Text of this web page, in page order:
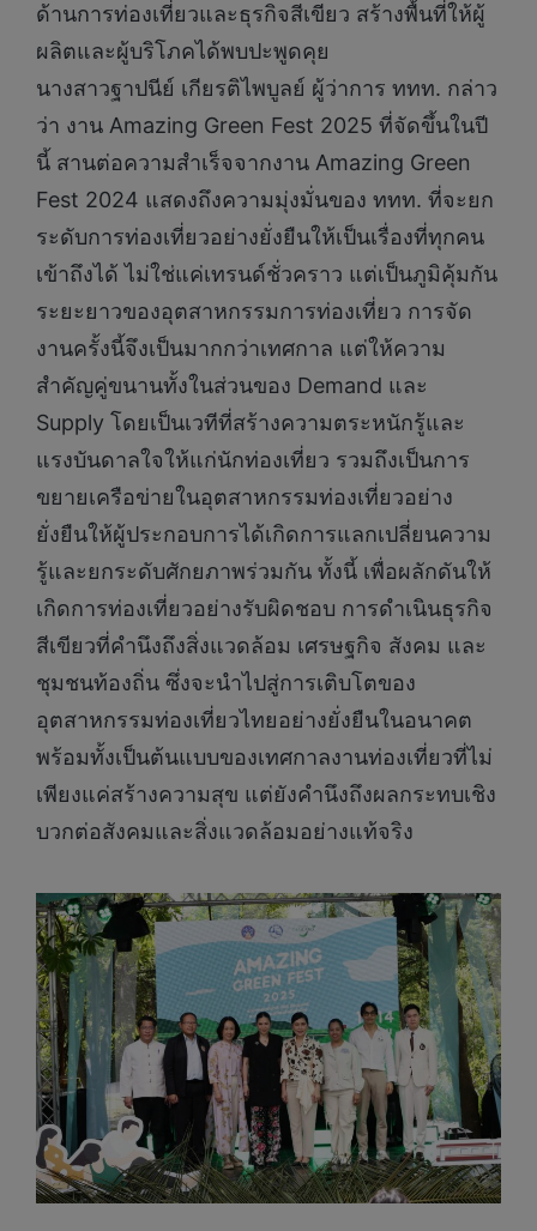
ด้านการท่องเที่ยวและธุรกิจสีเขียว สร้างพื้นที่ให้ผู้
ผลิตและผู้บริโภคได้พบปะพูดคุย
นางสาวฐาปนีย์ เกียรติไพบูลย์ ผู้ว่าการ ททท. กล่าว
ว่า งาน Amazing Green Fest 2025 ที่จัดขึ้นในปี
นี้ สานต่อความสำเร็จจากงาน Amazing Green
Fest 2024 แสดงถึงความมุ่งมั่นของ ททท. ที่จะยก
ระดับการท่องเที่ยวอย่างยั่งยืนให้เป็นเรื่องที่ทุกคน
เข้าถึงได้ ไม่ใช่แค่เทรนด์ชั่วคราว แต่เป็นภูมิคุ้มกัน
ระยะยาวของอุตสาหกรรมการท่องเที่ยว การจัด
งานครั้งนี้จึงเป็นมากกว่าเทศกาล แต่ให้ความ
สำคัญคู่ขนานทั้งในส่วนของ Demand และ
Supply โดยเป็นเวทีที่สร้างความตระหนักรู้และ
แรงบันดาลใจให้แก่นักท่องเที่ยว รวมถึงเป็นการ
ขยายเครือข่ายในอุตสาหกรรมท่องเที่ยวอย่าง
ยั่งยืนให้ผู้ประกอบการได้เกิดการแลกเปลี่ยนความ
รู้และยกระดับศักยภาพร่วมกัน ทั้งนี้ เพื่อผลักดันให้
เกิดการท่องเที่ยวอย่างรับผิดชอบ การดำเนินธุรกิจ
สีเขียวที่คำนึงถึงสิ่งแวดล้อม เศรษฐกิจ สังคม และ
ชุมชนท้องถิ่น ซึ่งจะนำไปสู่การเติบโตของ
อุตสาหกรรมท่องเที่ยวไทยอย่างยั่งยืนในอนาคต
พร้อมทั้งเป็นต้นแบบของเทศกาลงานท่องเที่ยวที่ไม่
เพียงแค่สร้างความสุข แต่ยังคำนึงถึงผลกระทบเชิง
บวกต่อสังคมและสิ่งแวดล้อมอย่างแท้จริง